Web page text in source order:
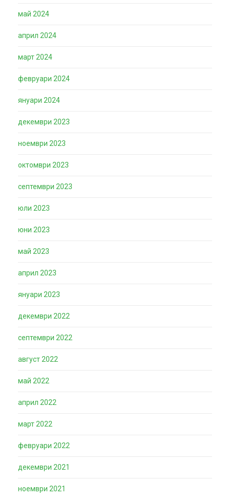
май 2024
април 2024
март 2024
февруари 2024
януари 2024
декември 2023
ноември 2023
октомври 2023
септември 2023
юли 2023
юни 2023
май 2023
април 2023
януари 2023
декември 2022
септември 2022
август 2022
май 2022
април 2022
март 2022
февруари 2022
декември 2021
ноември 2021